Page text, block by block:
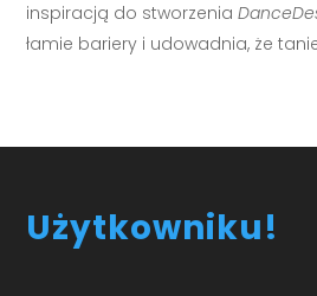
inspiracją do stworzenia
łamie bariery i udowadnia, że
Użytkowniku!